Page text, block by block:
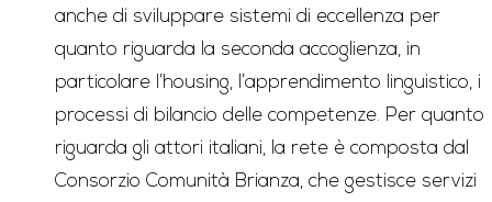
anche di sviluppare sistemi di eccellenza per
quanto riguarda la seconda accoglienza, in
particolare l’housing, l’apprendimento linguistico, i
processi di bilancio delle competenze. Per quanto
riguarda gli attori italiani, la rete è composta dal
Consorzio Comunità Brianza, che gestisce servizi